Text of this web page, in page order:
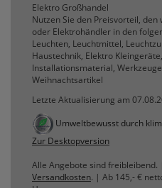
Elektro Großhandel
Nutzen Sie den Preisvorteil,
oder Elektrohändler in den
Leuchten, Leuchtmittel,
Haustechnik, Elektro
Installationsmaterial,
Weihnachtsartikel
Letzte Aktualisierung am
Umweltbewusst durch
Zur Desktopversion
Alle Angebote sind freibleibend.
Versandkosten. | Ab 145,- €